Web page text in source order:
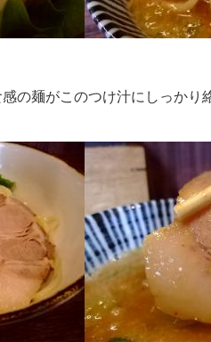
の麺がこのつけ汁にしっかり